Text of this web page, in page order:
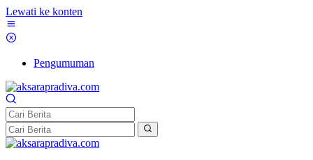
Lewati ke konten
Pengumuman